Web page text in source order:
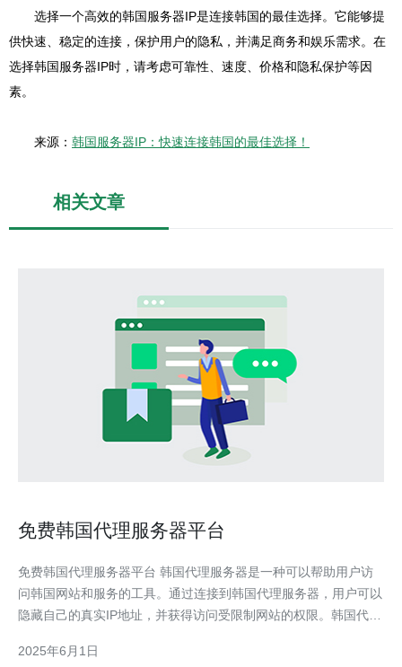
选择一个高效的韩国服务器IP是连接韩国的最佳选择。它能够提
供快速、稳定的连接，保护用户的隐私，并满足商务和娱乐需求。在
选择韩国服务器IP时，请考虑可靠性、速度、价格和隐私保护等因
素。
来源： 韩国服务器IP：快速连接韩国的最佳选择！
相关文章
免费韩国代理服务器平台
免费韩国代理服务器平台 韩国代理服务器是一种可以帮助用户访
问韩国网站和服务的工具。通过连接到韩国代理服务器，用户可以
隐藏自己的真实IP地址，并获得访问受限制网站的权限。韩国代理
自由的网络体验。 免费韩国代理服务器平台提供了免费的代理服
2025年6月1日